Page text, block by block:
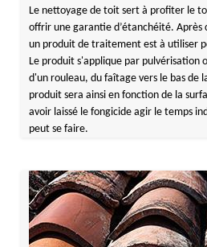
Le nettoyage de toit sert à profiter le
offrir une garantie d’étanchéité.
un produit de traitement est à utiliser
Le produit s'applique par pulvérisation
d'un rouleau, du faîtage vers le bas de
produit sera ainsi en fonction de la
avoir laissé le fongicide agir le temps
peut se faire.